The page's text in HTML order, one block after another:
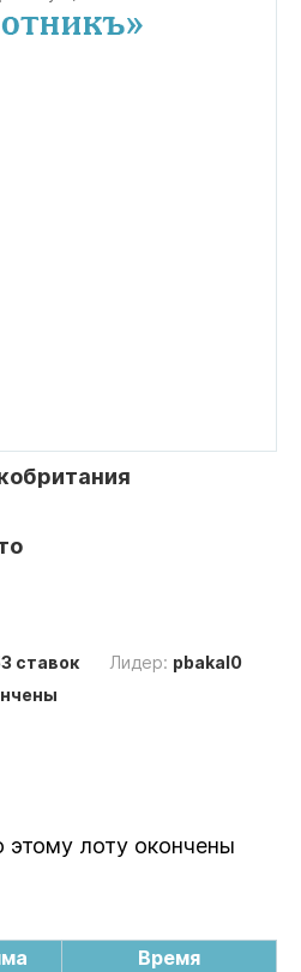
ставок Лидер: pbakal0
этому лоту окончены
Время